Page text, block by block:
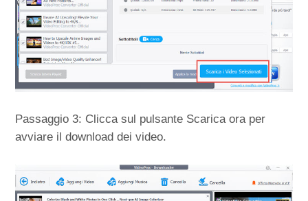
Passaggio 3: Clicca sul pulsante Scarica ora per
avviare il download dei video.